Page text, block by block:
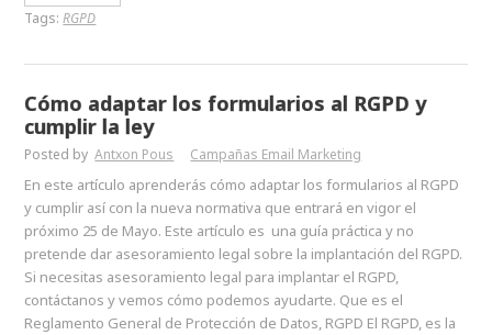
Tags:RGPD
Cómo adaptar los formularios al RGPD y
cumplir la ley
Posted by Antxon Pous Campañas Email Marketing
En este artículo aprenderás cómo adaptar los formularios al RGPD
y cumplir así con la nueva normativa que entrará en vigor el
próximo 25 de Mayo. Este artículo es una guía práctica y no
pretende dar asesoramiento legal sobre la implantación del RGPD.
Si necesitas asesoramiento legal para implantar el RGPD,
contáctanos y vemos cómo podemos ayudarte. Que es el
Reglamento General de Protección de Datos, RGPD El RGPD, es la